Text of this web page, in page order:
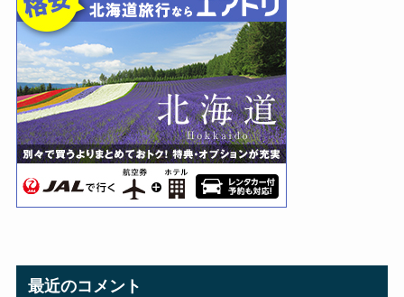
最近のコメント